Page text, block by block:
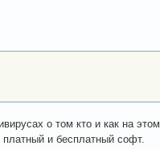
о том кто и как на этом
платный и бесплатный софт.